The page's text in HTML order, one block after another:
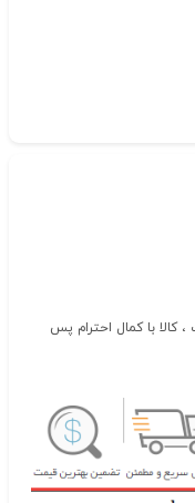
با کمال احترام پس